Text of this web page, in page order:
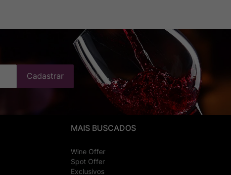
Cadastrar
MAIS BUSCADOS
Wine Offer
Spot Offer
Exclusivos